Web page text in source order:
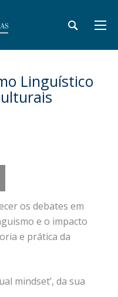
Linguístico
os debates em
e o impacto
e prática da
mindset’, da sua